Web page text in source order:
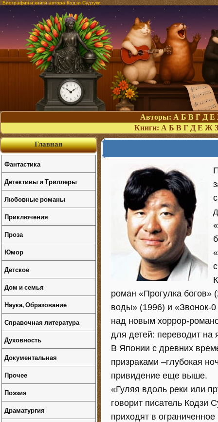
Биография и книги автора Кодзи Судзуки
Авторы: А Б В Г Д Е
Книги: А Б В Г Д Е Ж З
роман «Прогулка богов»
воды» (1996) и «Звонок-
над новым хоррор-
для детей: переводит на
В Японии с древних
призраками –глубокая
привидение еще выше.
«Гуляя вдоль реки или
говорит писатель Кодзи
приходят в
Главная
Фантастика
Детективы и Триллеры
Любовные романы
Приключения
Проза
Юмор
Детское
Дом и семья
Наука, Образование
Справочная литература
Духовность
Документальная
Прочее
Поэзия
Драматургия